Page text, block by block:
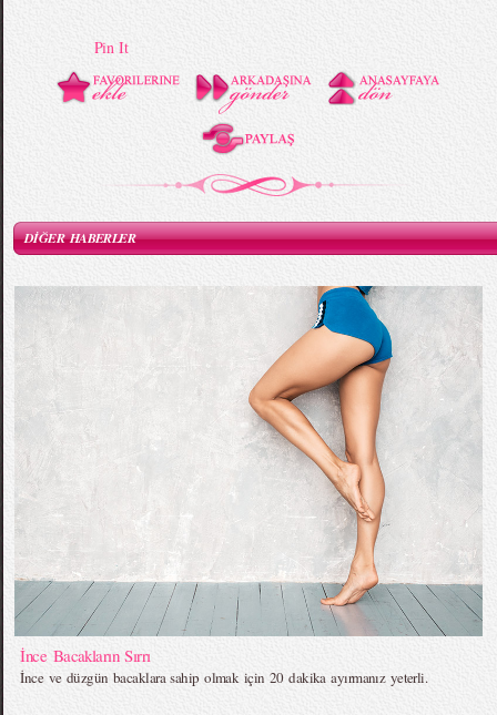
Pin It
DİĞER HABERLER
İnce Bacakların Sırrı
İnce ve düzgün bacaklara sahip olmak için 20 dakika ayırmanız yeterli.